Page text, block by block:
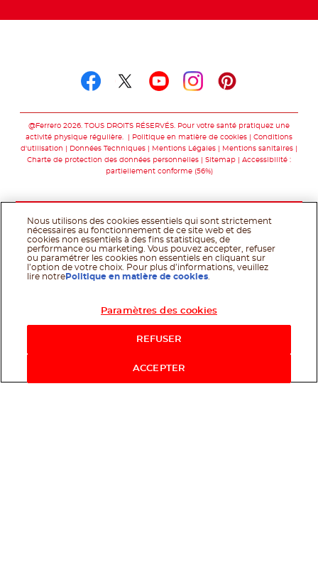
@Ferrero 2026. TOUS DROITS RÉSERVÉS. Pour votre santé pratiquez une
activité physique régulière.
Politique en matière de cookies
Conditions
d'utilisation
Données Techniques Mentions Légales
Mentions sanitaires
Charte de protection des données personnelles
Sitemap
Accessibilité :
partiellement conforme (56%)
Nous utilisons des cookies essentiels qui sont strictement
nécessaires au fonctionnement de ce site web et des
cookies non essentiels à des fins statistiques, de
performance ou marketing. Vous pouvez accepter, refuser
ou paramétrer les cookies non essentiels en cliquant sur
l’option de votre choix. Pour plus d’informations, veuillez
lire notre Politique en matière de cookies
Paramètres des cookies
REFUSER
ACCEPTER